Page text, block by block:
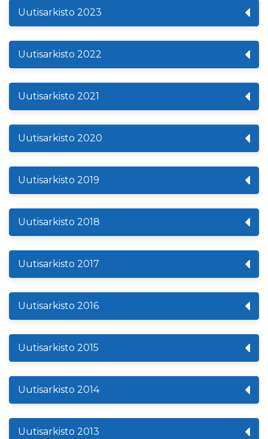
Uutisarkisto 2023
Uutisarkisto 2022
Uutisarkisto 2021
Uutisarkisto 2020
Uutisarkisto 2019
Uutisarkisto 2018
Uutisarkisto 2017
Uutisarkisto 2016
Uutisarkisto 2015
Uutisarkisto 2014
Uutisarkisto 2013